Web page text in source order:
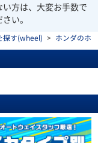
方は、大変お手数で
い。
探す(wheel) > ホンダのホ